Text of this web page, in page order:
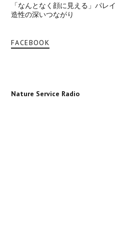
「なんとなく顔に見える」パレ
造性の深いつながり
FACEBOOK
Nature Service Radio